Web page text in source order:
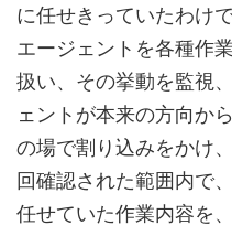
に任せきっていたわけ
エージェントを各種作
扱い、その挙動を監視
ェントが本来の方向か
の場で割り込みをかけ
回確認された範囲内で
任せていた作業内容を